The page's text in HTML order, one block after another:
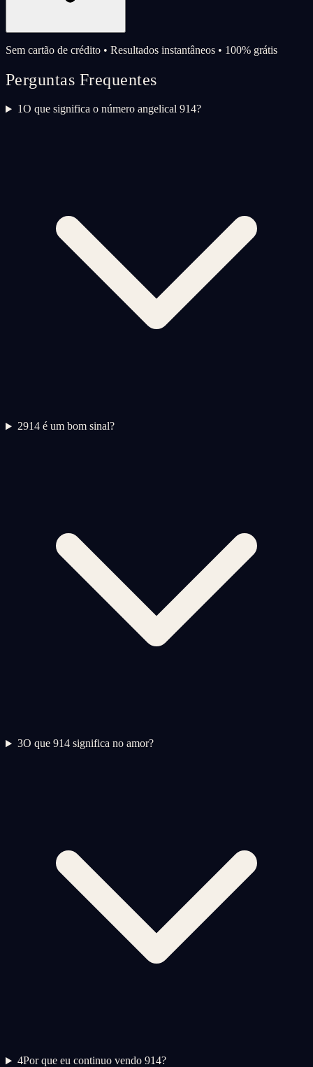
Sem cartão de crédito • Resultados instantâneos • 100% grátis
Perguntas Frequentes
1O que significa o número angelical 914?
2914 é um bom sinal?
3O que 914 significa no amor?
4Por que eu continuo vendo 914?